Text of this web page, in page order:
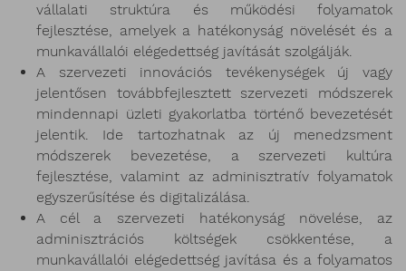
vállalati struktúra és működési folyamatok
fejlesztése, amelyek a hatékonyság növelését és a
munkavállalói elégedettség javítását szolgálják.
A szervezeti innovációs tevékenységek új vagy
jelentősen továbbfejlesztett szervezeti módszerek
mindennapi üzleti gyakorlatba történő bevezetését
jelentik. Ide tartozhatnak az új menedzsment
módszerek bevezetése, a szervezeti kultúra
fejlesztése, valamint az adminisztratív folyamatok
egyszerűsítése és digitalizálása.
A cél a szervezeti hatékonyság növelése, az
adminisztrációs költségek csökkentése, a
munkavállalói elégedettség javítása és a folyamatos